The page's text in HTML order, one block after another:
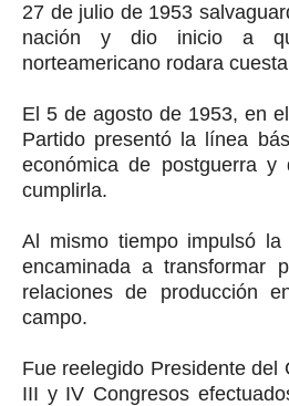
27 de julio de 1953
nación y dio inicio a
norteamericano rodara
El 5 de agosto de 1953, en
Partido presentó la línea
económica de postguerra
cumplirla.
Al mismo tiempo impulsó la
encaminada a transformar
relaciones de producción
campo.
Fue reelegido Presidente del
III y IV Congresos